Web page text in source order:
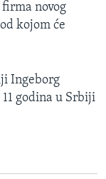
novog
kojom će
Ingeborg
godina u Srbiji